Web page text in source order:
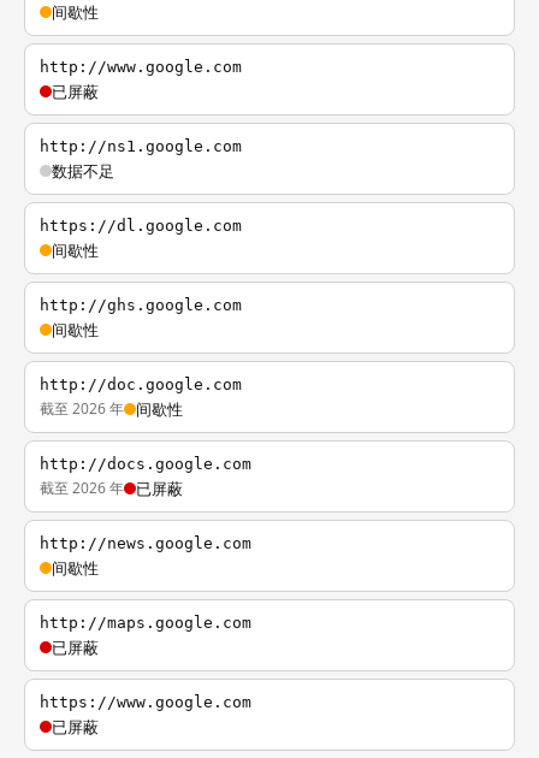
间歇性
http://www.google.com
已屏蔽
http://ns1.google.com
数据不足
https://dl.google.com
间歇性
http://ghs.google.com
间歇性
http://doc.google.com
截至 2026 年 间歇性
http://docs.google.com
截至 2026 年 已屏蔽
http://news.google.com
间歇性
http://maps.google.com
已屏蔽
https://www.google.com
已屏蔽